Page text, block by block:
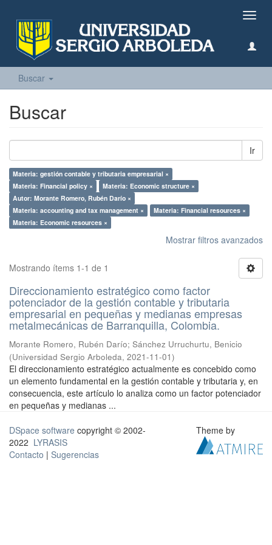
Buscar
Buscar
Ir
Materia: gestión contable y tributaria empresarial ×
Materia: Financial policy ×
Materia: Economic structure ×
Autor: Morante Romero, Rubén Darío ×
Materia: accounting and tax management ×
Materia: Financial resources ×
Materia: Economic resources ×
Mostrar filtros avanzados
Mostrando ítems 1-1 de 1
Direccionamiento estratégico como factor
potenciador de la gestión contable y tributaria
empresarial en pequeñas y medianas empresas
metalmecánicas de Barranquilla, Colombia.
Morante Romero, Rubén Darío; Sánchez Urruchurtu, Benicio
(Universidad Sergio Arboleda, 2021-11-01)
El direccionamiento estratégico actualmente es concebido como
un elemento fundamental en la gestión contable y tributaria y, en
consecuencia, este artículo lo analiza como un factor potenciador
en pequeñas y medianas ...
DSpace software copyright © 2002-
2022 LYRASIS
Contacto | Sugerencias
Theme by